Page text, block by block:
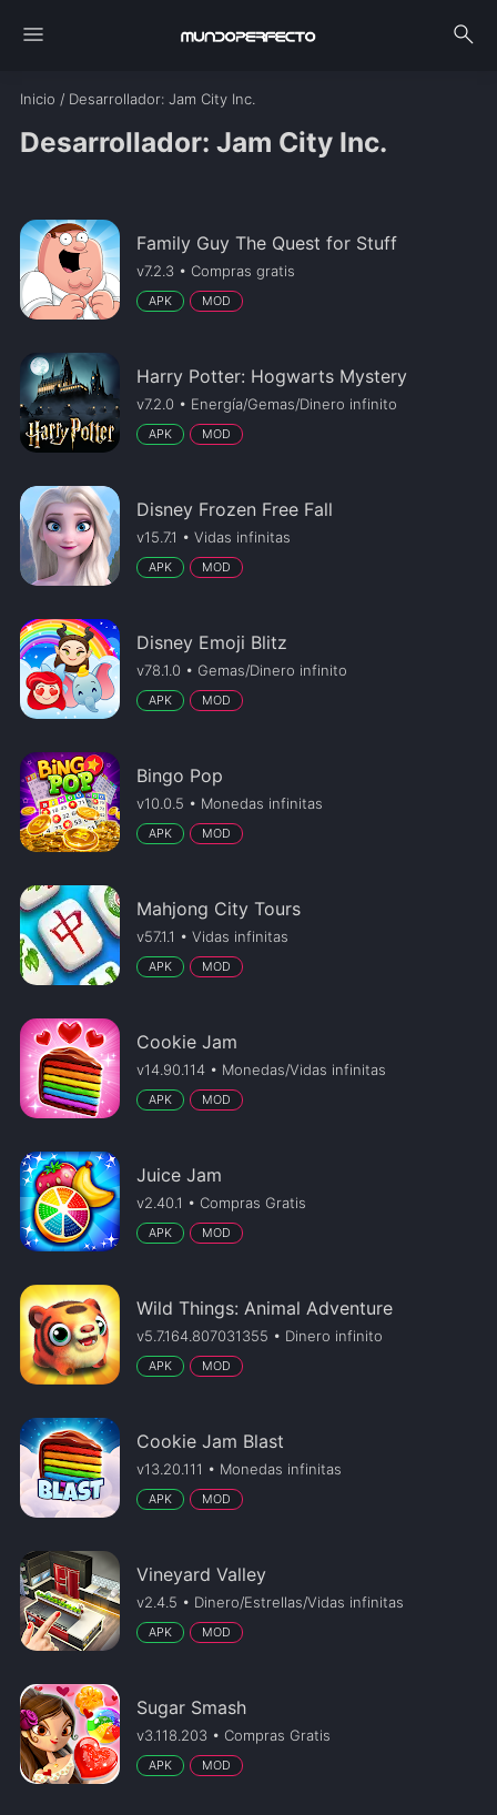
menu search
Inicio / Desarrollador: Jam City Inc.
Desarrollador: Jam City Inc.
Family Guy The Quest for Stuff
v7.2.3 • Compras gratis
APK MOD
Harry Potter: Hogwarts Mystery
v7.2.0 • Energía/Gemas/Dinero infinito
APK MOD
Disney Frozen Free Fall
v15.7.1 • Vidas infinitas
APK MOD
Disney Emoji Blitz
v78.1.0 • Gemas/Dinero infinito
APK MOD
Bingo Pop
v10.0.5 • Monedas infinitas
APK MOD
Mahjong City Tours
v57.1.1 • Vidas infinitas
APK MOD
Cookie Jam
v14.90.114 • Monedas/Vidas infinitas
APK MOD
Juice Jam
v2.40.1 • Compras Gratis
APK MOD
Wild Things: Animal Adventure
v5.7.164.807031355 • Dinero infinito
APK MOD
Cookie Jam Blast
v13.20.111 • Monedas infinitas
APK MOD
Vineyard Valley
v2.4.5 • Dinero/Estrellas/Vidas infinitas
APK MOD
Sugar Smash
v3.118.203 • Compras Gratis
APK MOD